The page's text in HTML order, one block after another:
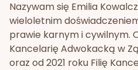
Nazywam się Emilia
wieloletnim
prawie karnym i cywilnym.
Kancelarię Adwokacką w
oraz od 2021 roku Filię